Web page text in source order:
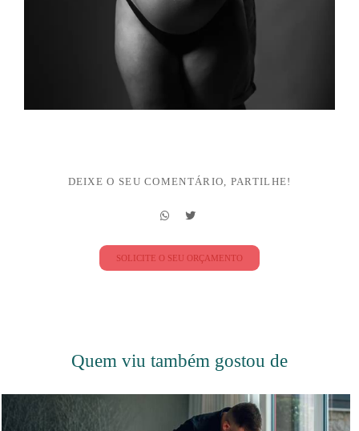
DEIXE O SEU COMENTÁRIO, PARTILHE!
SOLICITE O SEU ORÇAMENTO
Quem viu também gostou de